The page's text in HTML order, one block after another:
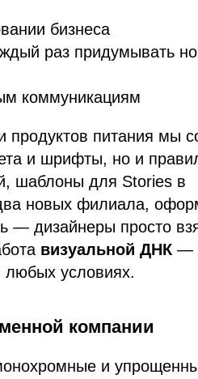
бизнеса
раз придумывать
коммуникациям
продуктов питания мы
и шрифты, но и
шаблоны для Stories в
новых филиала,
— дизайнеры просто
визуальной ДНК —
любых условиях.
компании
и